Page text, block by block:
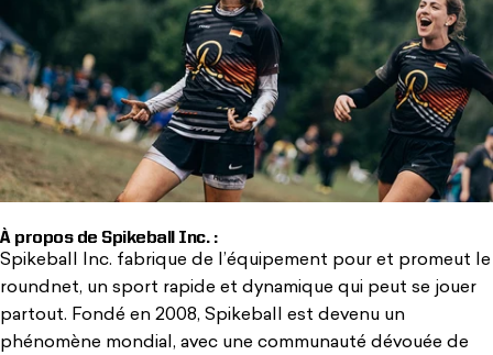
À propos de Spikeball Inc. :
Spikeball Inc. fabrique de l’équipement pour et promeut le
roundnet, un sport rapide et dynamique qui peut se jouer
partout. Fondé en 2008, Spikeball est devenu un
phénomène mondial, avec une communauté dévouée de